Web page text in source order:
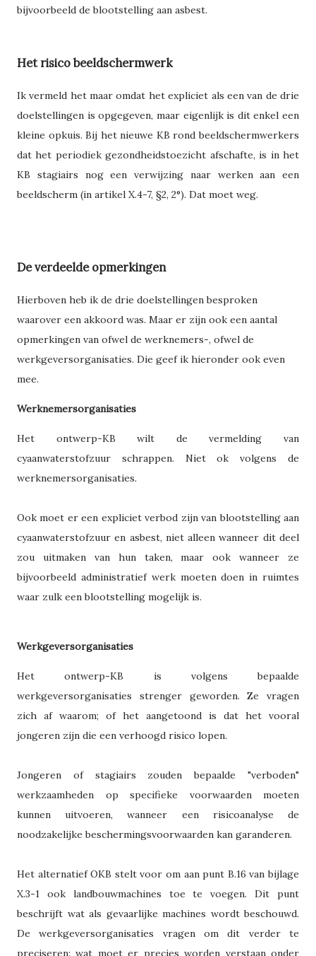
bijvoorbeeld de blootstelling aan asbest.
Het risico beeldschermwerk
Ik vermeld het maar omdat het expliciet als een van de drie
doelstellingen is opgegeven, maar eigenlijk is dit enkel een
kleine opkuis. Bij het nieuwe KB rond beeldschermwerkers
dat het periodiek gezondheidstoezicht afschafte, is in het
KB stagiairs nog een verwijzing naar werken aan een
beeldscherm (in artikel X.4-7, §2, 2°). Dat moet weg.
De verdeelde opmerkingen
Hierboven heb ik de drie doelstellingen besproken
waarover een akkoord was. Maar er zijn ook een aantal
opmerkingen van ofwel de werknemers-, ofwel de
werkgeversorganisaties. Die geef ik hieronder ook even
mee.
Werknemersorganisaties
Het ontwerp-KB wilt de vermelding van
cyaanwaterstofzuur schrappen. Niet ok volgens de
werknemersorganisaties.
Ook moet er een expliciet verbod zijn van blootstelling aan
cyaanwaterstofzuur en asbest, niet alleen wanneer dit deel
zou uitmaken van hun taken, maar ook wanneer ze
bijvoorbeeld administratief werk moeten doen in ruimtes
waar zulk een blootstelling mogelijk is.
Werkgeversorganisaties
Het ontwerp-KB is volgens bepaalde
werkgeversorganisaties strenger geworden. Ze vragen
zich af waarom; of het aangetoond is dat het vooral
jongeren zijn die een verhoogd risico lopen.
Jongeren of stagiairs zouden bepaalde "verboden"
werkzaamheden op specifieke voorwaarden moeten
kunnen uitvoeren, wanneer een risicoanalyse de
noodzakelijke beschermingsvoorwaarden kan garanderen.
Het alternatief OKB stelt voor om aan punt B.16 van bijlage
X.3-1 ook landbouwmachines toe te voegen. Dit punt
beschrijft wat als gevaarlijke machines wordt beschouwd.
De werkgeversorganisaties vragen om dit verder te
preciseren: wat moet er precies worden verstaan onder